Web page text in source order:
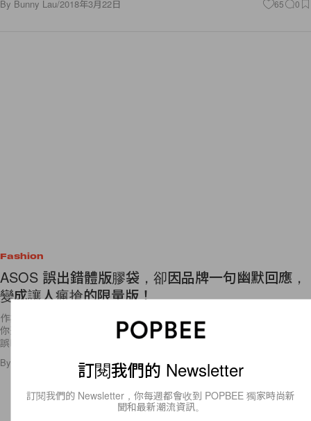
By Bunny Lau/2018年3月22日 65 0
Fashion
ASOS 誤出錯體版膠袋，卻因品牌一句幽默回應，
變成讓人瘋搶的限量版！
作為一位網購控，英國大型網購平台 ASOS 相信你一定不會陌生。如果
你近日有在網店購物，收到貨品不要立馬就把所以包裝扔掉，因為 ASOS
誤印了一批錯體版的透明膠袋，將原本在品牌 logo
By 2018年3月22日
訂閱我們的 Newsletter
訂閱我們的 Newsletter，你每週都會收到 POPBEE 獨家時尚新
聞和最新潮流資訊。